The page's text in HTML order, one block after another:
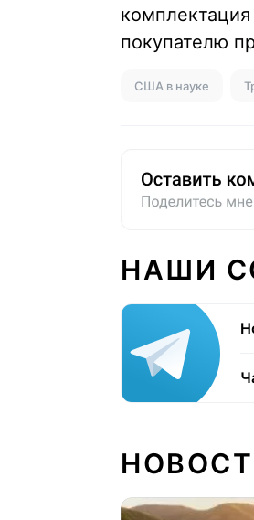
покупателю
США в науке
НАШИ